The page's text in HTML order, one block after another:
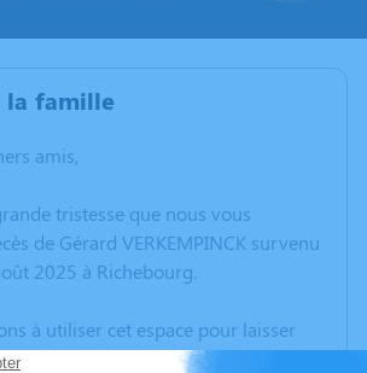
la famille
amis,
tristesse que nous vous
de Gérard VERKEMPINCK survenu
2025 à Richebourg.
à utiliser cet espace pour laisser
partager des photos souvenirs, une